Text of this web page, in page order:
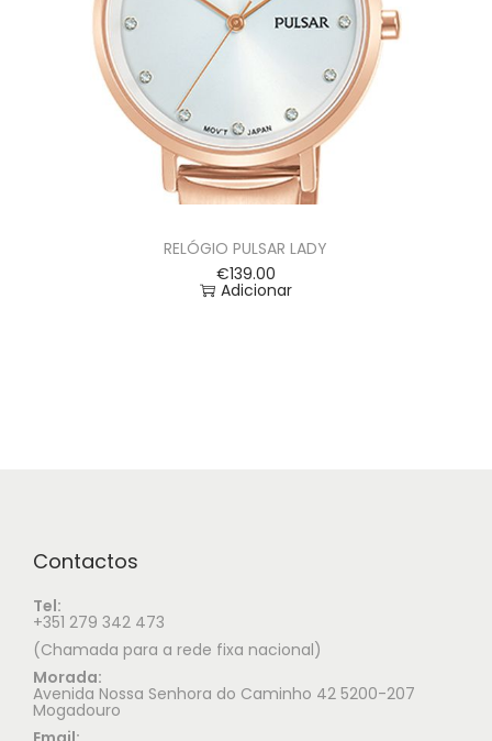
RELÓGIO PULSAR LADY
€139.00
Adicionar
Contactos
Tel:
+351 279 342 473
(Chamada para a rede fixa nacional)
Morada:
Avenida Nossa Senhora do Caminho 42 5200-207
Mogadouro